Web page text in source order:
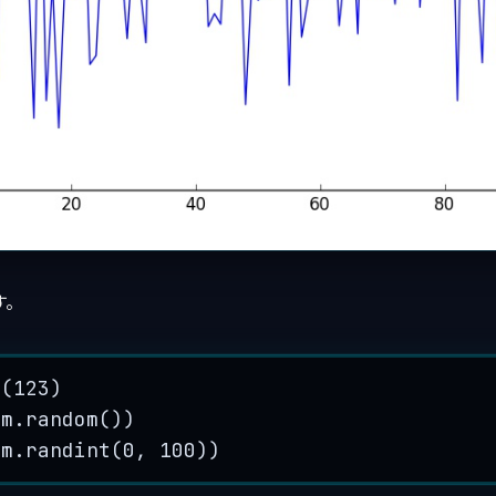
(123)
random())
randint (0 , 100))